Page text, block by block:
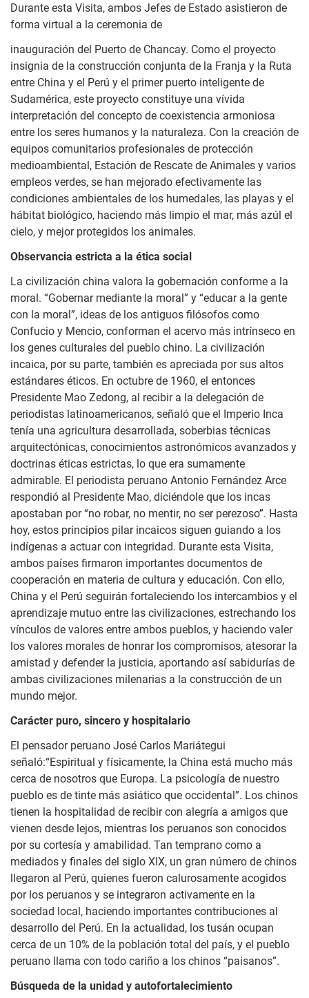
Durante esta Visita, ambos Jefes de Estado asistieron de
forma virtual a la ceremonia de
inauguración del Puerto de Chancay. Como el proyecto
insignia de la construcción conjunta de la Franja y la Ruta
entre China y el Perú y el primer puerto inteligente de
Sudamérica, este proyecto constituye una vívida
interpretación del concepto de coexistencia armoniosa
entre los seres humanos y la naturaleza. Con la creación de
equipos comunitarios profesionales de protección
medioambiental, Estación de Rescate de Animales y varios
empleos verdes, se han mejorado efectivamente las
condiciones ambientales de los humedales, las playas y el
hábitat biológico, haciendo más limpio el mar, más azúl el
cielo, y mejor protegidos los animales.
Observancia estricta a la ética social
La civilización china valora la gobernación conforme a la
moral. “Gobernar mediante la moral” y “educar a la gente
con la moral”, ideas de los antiguos filósofos como
Confucio y Mencio, conforman el acervo más intrínseco en
los genes culturales del pueblo chino. La civilización
incaica, por su parte, también es apreciada por sus altos
estándares éticos. En octubre de 1960, el entonces
Presidente Mao Zedong, al recibir a la delegación de
periodistas latinoamericanos, señaló que el Imperio Inca
tenía una agricultura desarrollada, soberbias técnicas
arquitectónicas, conocimientos astronómicos avanzados y
doctrinas éticas estrictas, lo que era sumamente
admirable. El periodista peruano Antonio Fernández Arce
respondió al Presidente Mao, diciéndole que los incas
apostaban por “no robar, no mentir, no ser perezoso”. Hasta
hoy, estos principios pilar incaicos siguen guiando a los
indígenas a actuar con integridad. Durante esta Visita,
ambos países firmaron importantes documentos de
cooperación en materia de cultura y educación. Con ello,
China y el Perú seguirán fortaleciendo los intercambios y el
aprendizaje mutuo entre las civilizaciones, estrechando los
vínculos de valores entre ambos pueblos, y haciendo valer
los valores morales de honrar los compromisos, atesorar la
amistad y defender la justicia, aportando así sabidurías de
ambas civilizaciones milenarias a la construcción de un
mundo mejor.
Carácter puro, sincero y hospitalario
El pensador peruano José Carlos Mariátegui
señaló:“Espiritual y físicamente, la China está mucho más
cerca de nosotros que Europa. La psicología de nuestro
pueblo es de tinte más asiático que occidental”. Los chinos
tienen la hospitalidad de recibir con alegría a amigos que
vienen desde lejos, mientras los peruanos son conocidos
por su cortesía y amabilidad. Tan temprano como a
mediados y finales del siglo XIX, un gran número de chinos
llegaron al Perú, quienes fueron calurosamente acogidos
por los peruanos y se integraron activamente en la
sociedad local, haciendo importantes contribuciones al
desarrollo del Perú. En la actualidad, los tusán ocupan
cerca de un 10% de la población total del país, y el pueblo
peruano llama con todo cariño a los chinos “paisanos”.
Búsqueda de la unidad y autofortalecimiento